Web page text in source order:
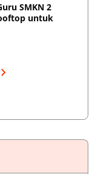
SMKN 2
untuk